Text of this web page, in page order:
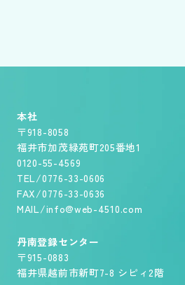
本社
〒918-8058
福井市加茂緑苑町205番地1
0120-55-4569
TEL/0776-33-0606
FAX/0776-33-0636
MAIL/info@web-4510.com
丹南登録センター
〒915-0883
福井県越前市新町7-8 シピィ2階